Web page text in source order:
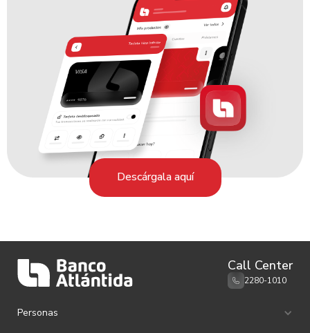
Descárgala aquí
Call Center
2280-1010
Personas